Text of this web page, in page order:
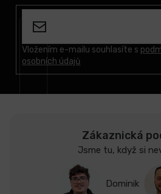
Vložením e-mailu souhlasíte s
osobních údajů
Zákaznická
Jsme tu, když si
Dominik